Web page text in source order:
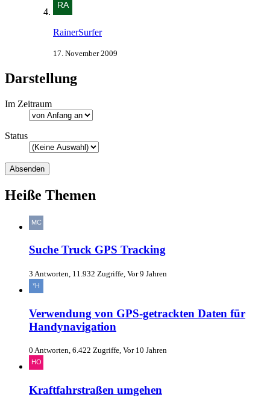
RainerSurfer
17. November 2009
Darstellung
Im Zeitraum
Status
Heiße Themen
Suche Truck GPS Tracking
3 Antworten, 11.932 Zugriffe, Vor 9 Jahren
Verwendung von GPS-getrackten Daten für
Handynavigation
0 Antworten, 6.422 Zugriffe, Vor 10 Jahren
Kraftfahrstraßen umgehen